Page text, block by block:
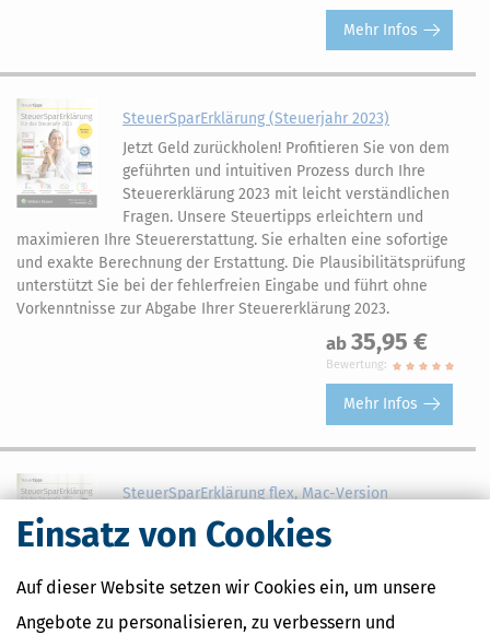
Einsatz von Cookies
Auf dieser Website setzen wir Cookies ein, um unsere
Angebote zu personalisieren, zu verbessern und
Mehr Infos
SteuerSparErklärung (Steuerjahr 2023)
Jetzt Geld zurückholen! Profitieren Sie von dem
geführten und intuitiven Prozess durch Ihre
Steuererklärung 2023 mit leicht verständlichen
Fragen. Unsere Steuertipps erleichtern und
maximieren Ihre Steuererstattung. Sie erhalten eine sofortige
und exakte Berechnung der Erstattung. Die Plausibilitätsprüfung
unterstützt Sie bei der fehlerfreien Eingabe und führt ohne
Vorkenntnisse zur Abgabe Ihrer Steuererklärung 2023.
ab 35,95 €
Bewertung:
Mehr Infos
SteuerSparErklärung flex, Mac-Version
(Steuerjahr 2023)
Die neue SteuerSparErklärung flex führt Sie nicht
2023, sondern hält folgende Highlights für Sie
bereit: günstigerer Nachkauf weiterer Abgaben für nur 17,95 €,